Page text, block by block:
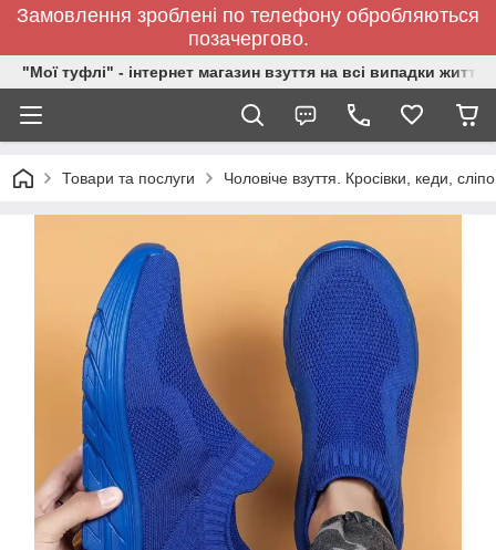
Замовлення зроблені по телефону обробляються
позачергово.
"Мої туфлі" - інтернет магазин взуття на всі випадки життя.
Товари та послуги Чоловіче взуття. Кросівки, кеди,